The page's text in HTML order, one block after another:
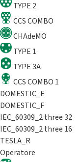
TYPE 2
CCS COMBO
CHAdeMO
TYPE 1
TYPE 3A
CCS COMBO 1
DOMESTIC_E
DOMESTIC_F
IEC_60309_2 three 32
IEC_60309_2 three 16
TESLA_R
Operatore